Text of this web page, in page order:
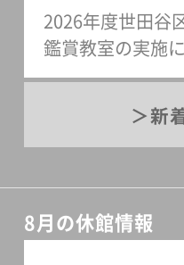
2026年度世田谷
鑑賞教室の実施
新
8月の休館情報